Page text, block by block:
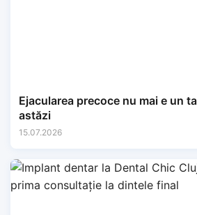
Ejacularea precoce nu mai e un
astăzi
15.07.2026